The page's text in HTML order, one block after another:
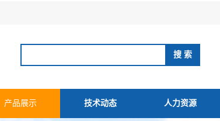
产品展示 技术动态 人力资源